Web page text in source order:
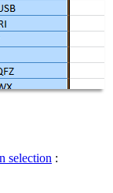
selection :